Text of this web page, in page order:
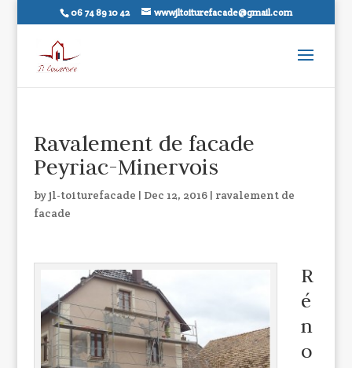
06 74 89 10 42 wwwjltoiturefacade@gmail.com
Ravalement de facade
Peyriac-Minervois
byjl-toiturefacade | Dec 12, 2016| ravalement de
facade
R
é
n
o